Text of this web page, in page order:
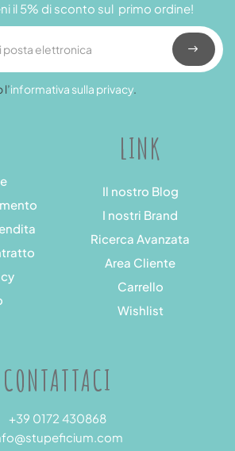
LINK
Il nostro Blog
I nostri Brand
Ricerca Avanzata
Area Cliente
Carrello
Wishlist
il 5% di sconto sul primo ordine!
informativa sulla privacy.
CONTATTACI
+39 0172 430868